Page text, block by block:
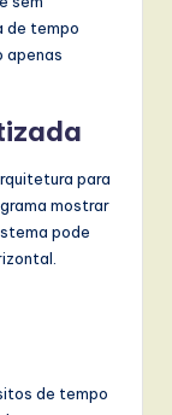
de tempo
apenas
para
mostrar
pode
de tempo